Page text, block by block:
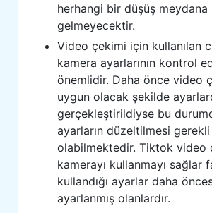
herhangi bir düşüş meydana
gelmeyecektir.
Video çekimi için kullanılan
kamera ayarlarının kontrol
önemlidir. Daha önce video
uygun olacak şekilde
gerçekleştirildiyse bu
ayarların düzeltilmesi gerekli
olabilmektedir. Tiktok video
kamerayı kullanmayı sağlar
kullandığı ayarlar daha
ayarlanmış olanlardır.